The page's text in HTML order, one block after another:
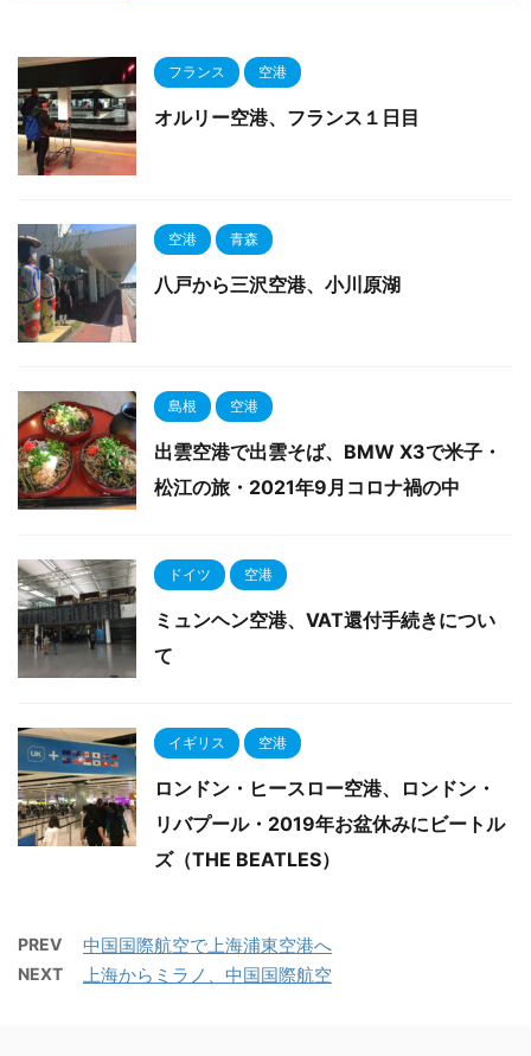
フランス 空港
オルリー空港、フランス１日目
空港 青森
八戸から三沢空港、小川原湖
島根 空港
出雲空港で出雲そば、BMW X3で米子・
松江の旅・2021年9月コロナ禍の中
ドイツ 空港
ミュンヘン空港、VAT還付手続きについ
て
イギリス 空港
ロンドン・ヒースロー空港、ロンドン・
リバプール・2019年お盆休みにビートル
ズ（THE BEATLES）
PREV 中国国際航空で上海浦東空港へ
NEXT 上海からミラノ、中国国際航空